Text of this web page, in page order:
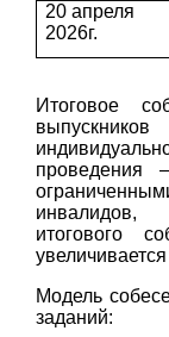
20 апреля
2026г.
Итоговое
инвалидов,
итогового
Модель
заданий: